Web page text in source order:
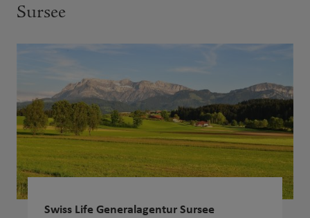
Sursee
Swiss Life Generalagentur Sursee